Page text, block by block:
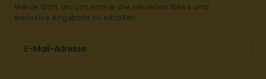
Melde dich an, um immer die neuesten News und
exklusive Angebote zu erhalten.